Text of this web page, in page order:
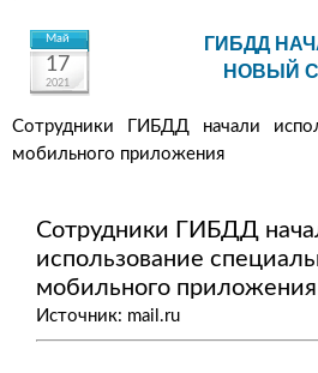
Май
17
2021
ГИБДД
НОВЫЙ
Сотрудники ГИБДД начали
мобильного приложения
Сотрудники ГИБДД
использование
мобильного приложения
Источник: mail.ru